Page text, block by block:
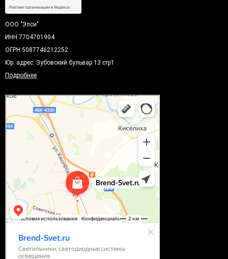
ООО "Элси"
ИНН 7704701904
ОГРН 5087746212252
Юр. адрес: Зубовский бульвар 13 стр1
Подробнее